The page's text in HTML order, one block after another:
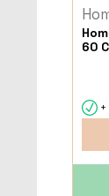
60